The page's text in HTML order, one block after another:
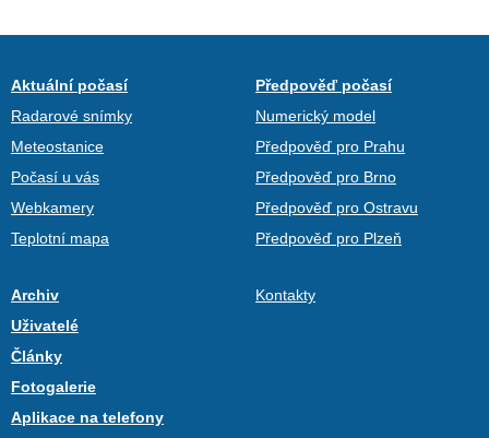
Aktuální počasí
Radarové snímky
Meteostanice
Počasí u vás
Webkamery
Teplotní mapa
Předpověď počasí
Numerický model
Předpověď pro Prahu
Předpověď pro Brno
Předpověď pro Ostravu
Předpověď pro Plzeň
Archiv
Uživatelé
Články
Fotogalerie
Aplikace na telefony
Kontakty